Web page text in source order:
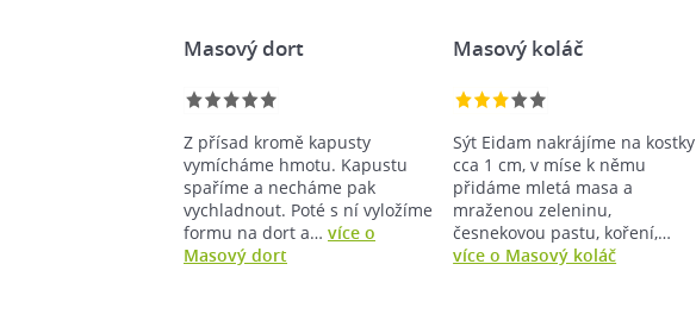
Masový dort
Z přísad kromě kapusty
vymícháme hmotu. Kapustu
spaříme a necháme pak
vychladnout. Poté s ní vyložíme
formu na dort a… více o
Masový dort
Masový koláč
Sýt Eidam nakrájíme na kostky
cca 1 cm, v míse k němu
přidáme mletá masa a
mraženou zeleninu,
česnekovou pastu, koření,…
více o Masový koláč